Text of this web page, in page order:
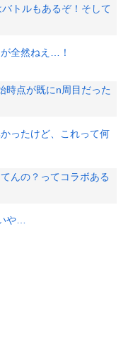
トルもあるぞ！そして
全然ねえ…！
時点が既にn周目だった
ったけど、これって何
んの？ってコラボある
や…